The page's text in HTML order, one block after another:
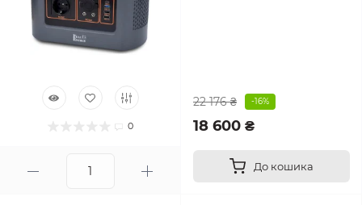
0
22 176 ₴ -16%
18 600 ₴
До кошика